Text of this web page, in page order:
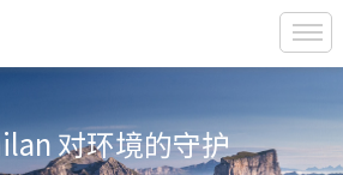
对环境的守护